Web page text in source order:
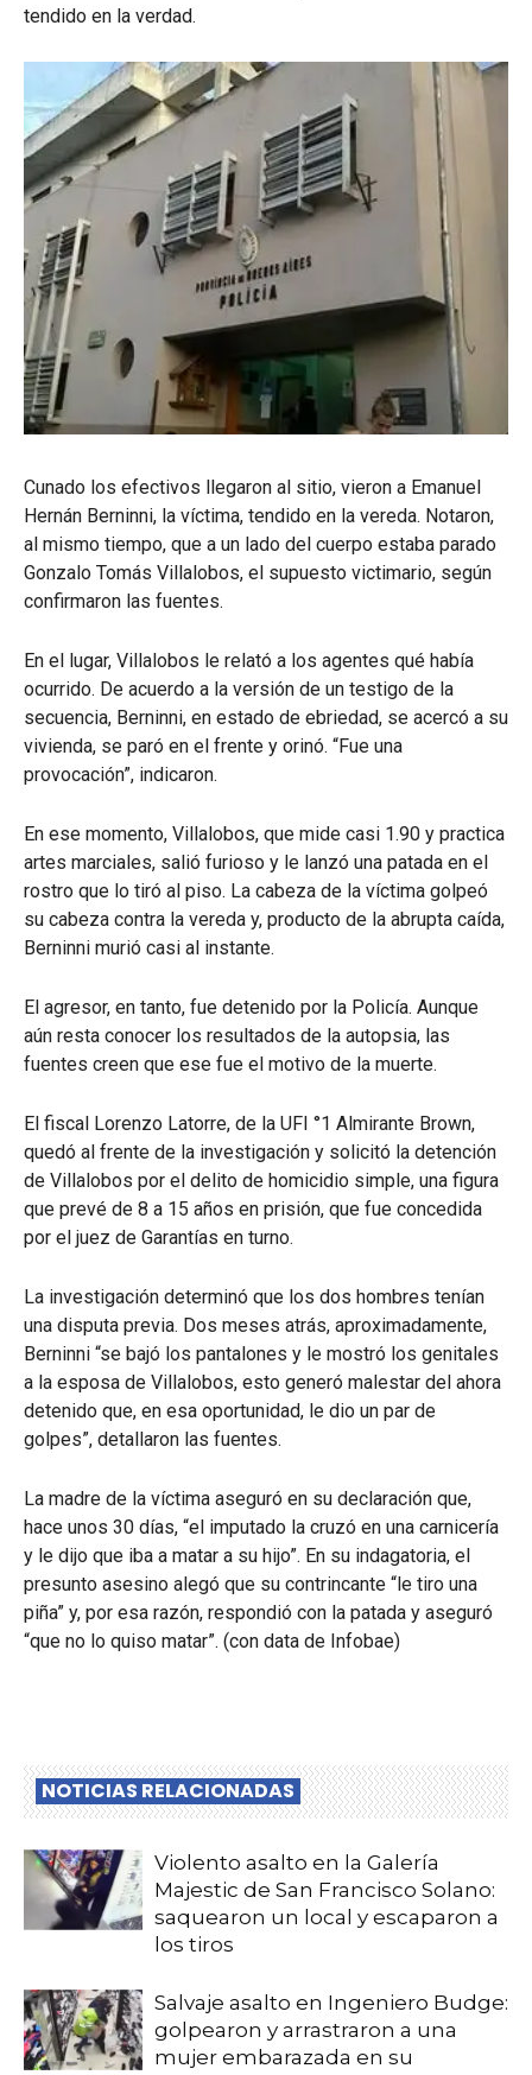
tendido en la verdad.
Cunado los efectivos llegaron al sitio, vieron a Emanuel
Hernán Berninni, la víctima, tendido en la vereda. Notaron,
al mismo tiempo, que a un lado del cuerpo estaba parado
Gonzalo Tomás Villalobos, el supuesto victimario, según
confirmaron las fuentes.
En el lugar, Villalobos le relató a los agentes qué había
ocurrido. De acuerdo a la versión de un testigo de la
secuencia, Berninni, en estado de ebriedad, se acercó a su
vivienda, se paró en el frente y orinó. “Fue una
provocación”, indicaron.
En ese momento, Villalobos, que mide casi 1.90 y practica
artes marciales, salió furioso y le lanzó una patada en el
rostro que lo tiró al piso. La cabeza de la víctima golpeó
su cabeza contra la vereda y, producto de la abrupta caída,
Berninni murió casi al instante.
El agresor, en tanto, fue detenido por la Policía. Aunque
aún resta conocer los resultados de la autopsia, las
fuentes creen que ese fue el motivo de la muerte.
El fiscal Lorenzo Latorre, de la UFI °1 Almirante Brown,
quedó al frente de la investigación y solicitó la detención
de Villalobos por el delito de homicidio simple, una figura
que prevé de 8 a 15 años en prisión, que fue concedida
por el juez de Garantías en turno.
La investigación determinó que los dos hombres tenían
una disputa previa. Dos meses atrás, aproximadamente,
Berninni “se bajó los pantalones y le mostró los genitales
a la esposa de Villalobos, esto generó malestar del ahora
detenido que, en esa oportunidad, le dio un par de
golpes”, detallaron las fuentes.
La madre de la víctima aseguró en su declaración que,
hace unos 30 días, “el imputado la cruzó en una carnicería
y le dijo que iba a matar a su hijo”. En su indagatoria, el
presunto asesino alegó que su contrincante “le tiro una
piña” y, por esa razón, respondió con la patada y aseguró
“que no lo quiso matar”. (con data de Infobae)
NOTICIAS RELACIONADAS
Violento asalto en la Galería
Majestic de San Francisco Solano:
saquearon un local y escaparon a
los tiros
Salvaje asalto en Ingeniero Budge:
golpearon y arrastraron a una
mujer embarazada en su